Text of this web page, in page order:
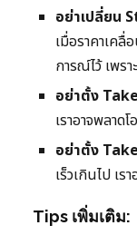
อย่าเปลี่ยน
เมื่อราคาเค
การณ์ไว้ เพร
อย่าตั้ง
เราอาจพลาด
อย่าตั้ง
เร็วเกินไป เร
Tips เพิ่มเติม: